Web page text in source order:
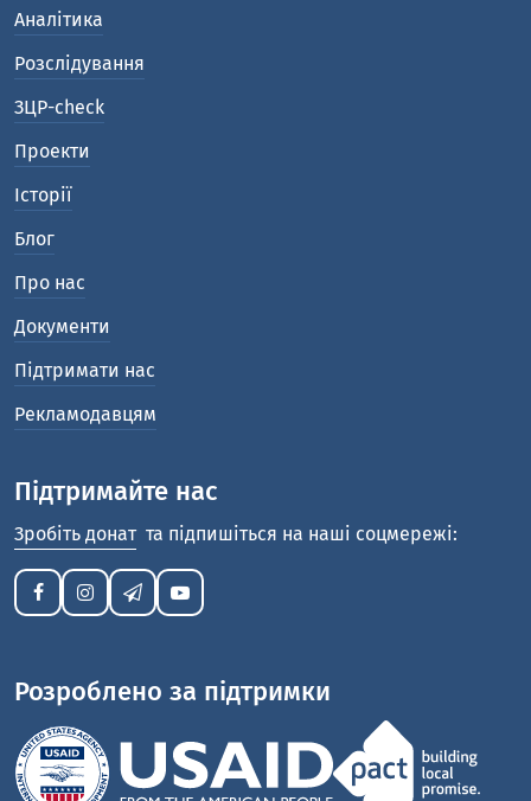
Аналітика
Розслідування
ЗЦР-check
Проекти
Історії
Блог
Про нас
Документи
Підтримати нас
Рекламодавцям
Підтримайте нас
Зробіть донат та підпишіться на наші соцмережі:
Розроблено за підтримки